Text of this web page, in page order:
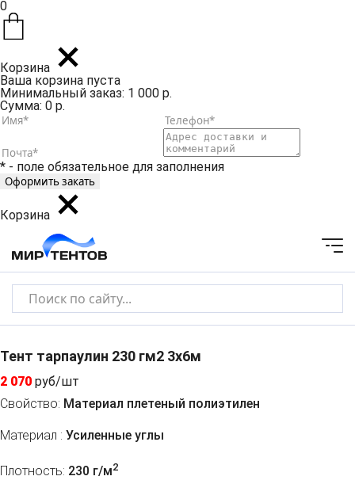
0
Корзина
Ваша корзина пуста
Минимальный заказ: 1 000 р.
Сумма: 0 р.
* - поле обязательное для заполнения
Корзина
Тент тарпаулин 230 гм2 3x6м
2 070 руб/шт
Свойство: Материал плетеный полиэтилен
Материал : Усиленные углы
Плотность: 230 г/м2